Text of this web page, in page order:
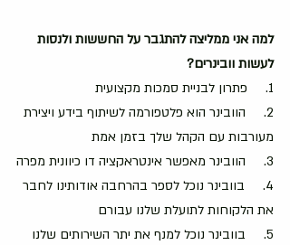
למה אני ממליצה להתגבר על החששות ולנסות
לעשות וובינרים?
1.     פתרון לבניית סמכות מקצועית
2.     הוובינר הוא פלטפורמה לשיתוף בידע ויצירת
מעורבות עם הקהל שלך בזמן אמת
3.     הוובינר מאפשר אינטראקציה דו כיוונית מפרה
4.     בוובינר נוכל לספר בהרחבה אודותינו לחבר
את הלקוחות לתועלת שלנו עבורם
5.     בוובינר נוכל למנף את יתר השירותים שלנו